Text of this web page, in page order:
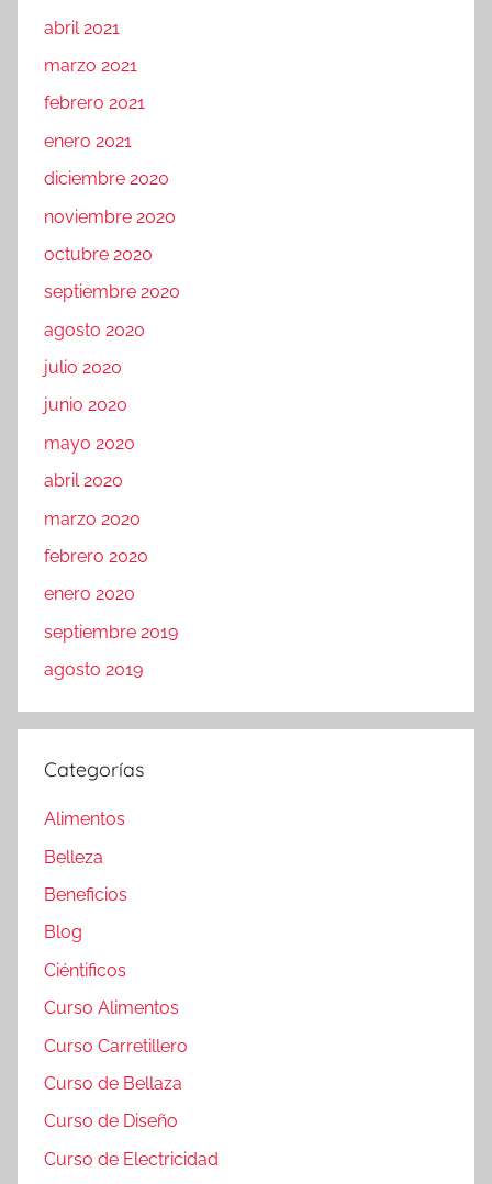
abril 2021
marzo 2021
febrero 2021
enero 2021
diciembre 2020
noviembre 2020
octubre 2020
septiembre 2020
agosto 2020
julio 2020
junio 2020
mayo 2020
abril 2020
marzo 2020
febrero 2020
enero 2020
septiembre 2019
agosto 2019
Categorías
Alimentos
Belleza
Beneficios
Blog
Ciéntificos
Curso Alimentos
Curso Carretillero
Curso de Bellaza
Curso de Diseño
Curso de Electricidad